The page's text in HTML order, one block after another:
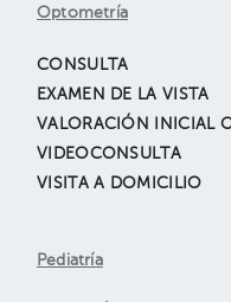
Optometría
CONSULTA
EXAMEN DE LA VISTA
VALORACIÓN INICIAL
VIDEOCONSULTA
VISITA A DOMICILIO
Pediatría